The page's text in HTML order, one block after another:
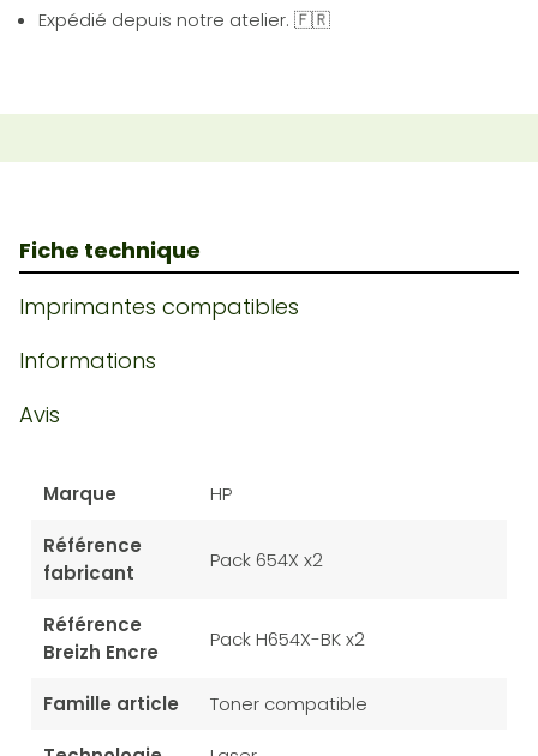
Expédié depuis notre atelier. 🇫🇷
Fiche technique
Imprimantes compatibles
Informations
Avis
Marque HP
Référence
fabricant
Pack 654X x2
Référence
Breizh Encre
Pack H654X-BK x2
Famille article Toner compatible